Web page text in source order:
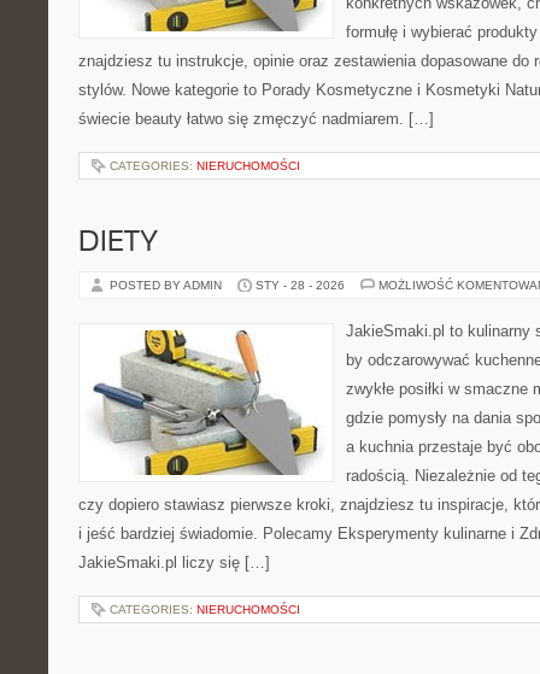
formułę i wybierać
znajdziesz tu instrukcje, opinie oraz zestawienia dopasowane do
stylów. Nowe kategorie to Porady Kosmetyczne i Kosmetyki
świecie beauty łatwo się zmęczyć nadmiarem. […]
CATEGORIES: NIERUCHOMOŚCI
DIETY
POSTED BY ADMIN STY - 28 - 2026 MOŻLIWOŚĆ
JakieSmaki.pl to kulinarny
by odczarowywać
zwykłe posiłki w smaczne
gdzie pomysły na dania
a kuchnia przestaje być
radością. Niezależnie od
czy dopiero stawiasz pierwsze kroki, znajdziesz tu inspiracje,
i jeść bardziej świadomie. Polecamy Eksperymenty kulinarne i
JakieSmaki.pl liczy się […]
CATEGORIES: NIERUCHOMOŚCI